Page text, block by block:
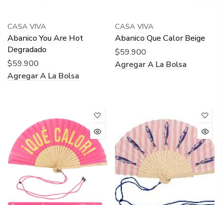
CASA VIVA
Abanico You Are Hot
Degradado
$59.900
Agregar A La Bolsa
CASA VIVA
Abanico Que Calor Beige
$59.900
Agregar A La Bolsa